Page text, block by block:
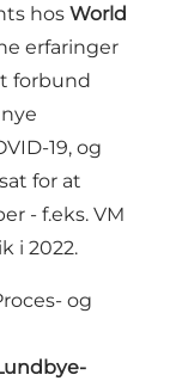
hos World
erfaringer
forbund
19, og
for at
- f.eks. VM
i 2022.
og